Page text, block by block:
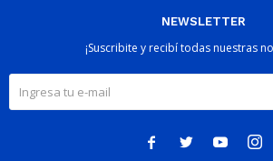
NEWSLETTER
¡Suscribite y recibí todas nuestras
   